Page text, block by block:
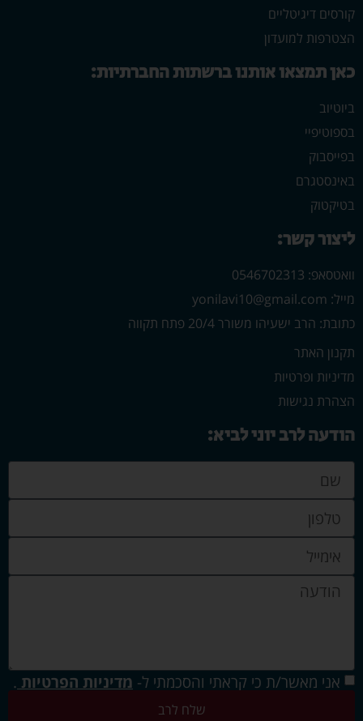
קורסים דיגיטליים
הצטרפות למועדון
כאן תמצאו אותנו ברשתות החברתיות:
ביוטיוב
בספוטיפיי
בפייסבוק
באינסטגרם
בטיקטוק
ליצור קשר:
וואטסאפ: 0546702313
מייל: yonilavi10@gmail.com
כתובת: הרב ישעיהו משורר 20/4 פתח תקווה
תקנון האתר
מדיניות ופרטיות
הצהרת נגישות
הודעה לרב יוני לביא:
אני מאשר/ת כי קראתי והסכמתי ל- מדיניות הפרטיות .
שלח לרב